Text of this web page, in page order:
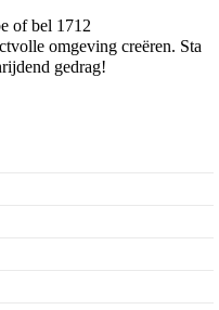
of bel 1712
omgeving creëren. Sta
gedrag!